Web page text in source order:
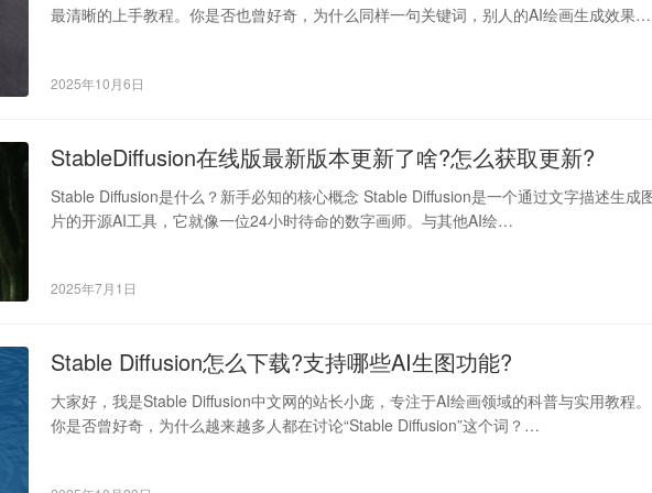
最清晰的上手教程。你是否也曾好奇，为什么同样一句关键词，别人的AI绘画生成效果就
2025年10月6日
StableDiffusion在线版最新版本更新了啥?怎么获取更新?
Stable Diffusion是什么？新手必知的核心概念 Stable Diffusion是一个通过文字描述生成
片的开源AI工具，它就像一位24小时待命的数字画师。与其他AI绘…
2025年7月1日
Stable Diffusion怎么下载?支持哪些AI生图功能?
大家好，我是Stable Diffusion中文网的站长小庞，专注于AI绘画领域的科普与实用教程。
你是否曾好奇，为什么越来越多人都在讨论“Stable Diffusion”这个词？…